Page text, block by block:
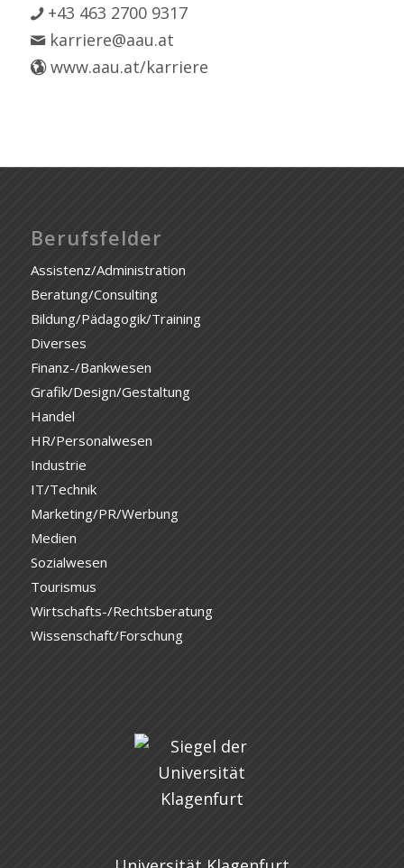
+43 463 2700 9317
karriere@aau.at
www.aau.at/karriere
Berufsfelder
Assistenz/Administration
Beratung/Consulting
Bildung/Pädagogik/Training
Diverses
Finanz-/Bankwesen
Grafik/Design/Gestaltung
Handel
HR/Personalwesen
Industrie
IT/Technik
Marketing/PR/Werbung
Medien
Sozialwesen
Tourismus
Wirtschafts-/Rechtsberatung
Wissenschaft/Forschung